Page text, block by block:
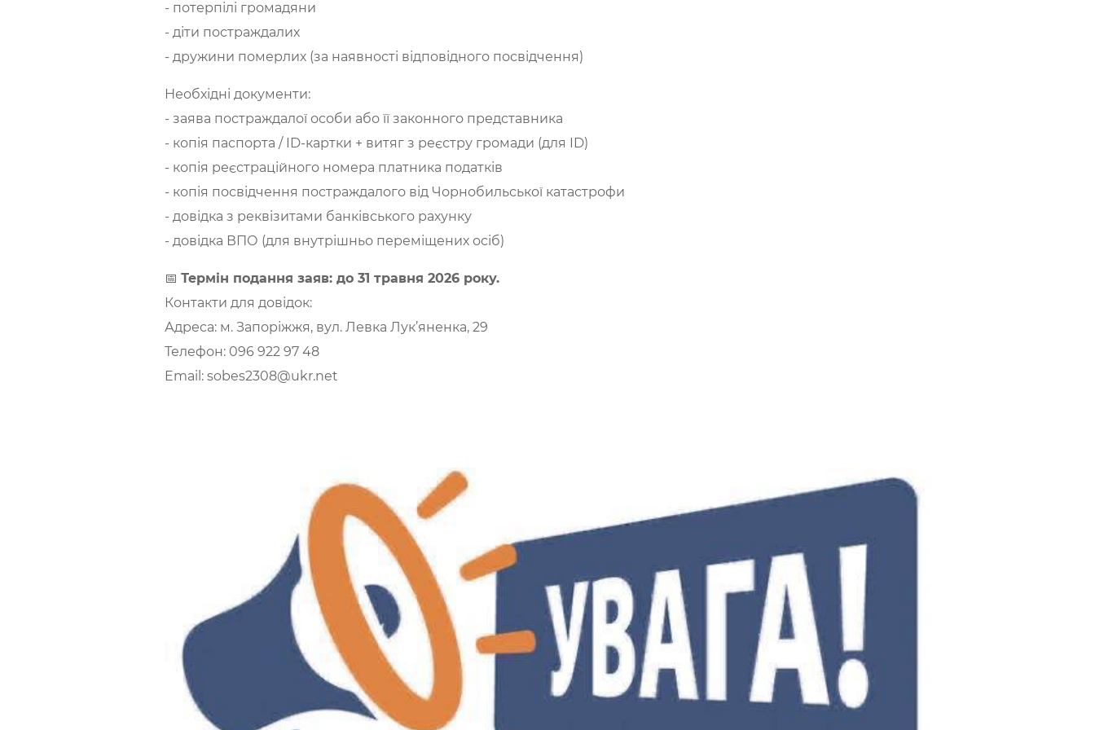
- потерпілі громадяни
- діти постраждалих
- дружини померлих (за наявності відповідного посвідчення)
Необхідні документи:
- заява постраждалої особи або її законного представника
- копія паспорта / ID-картки + витяг з реєстру громади (для ID)
- копія реєстраційного номера платника податків
- копія посвідчення постраждалого від Чорнобильської катастрофи
- довідка з реквізитами банківського рахунку
- довідка ВПО (для внутрішньо переміщених осіб)
📅 Термін подання заяв: до 31 травня 2026 року.
Контакти для довідок:
Адреса: м. Запоріжжя, вул. Левка Лук’яненка, 29
Телефон: 096 922 97 48
Email: sobes2308@ukr.net